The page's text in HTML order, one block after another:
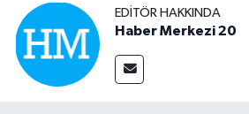
EDITÖR HAKKINDA
Haber Merkezi 20